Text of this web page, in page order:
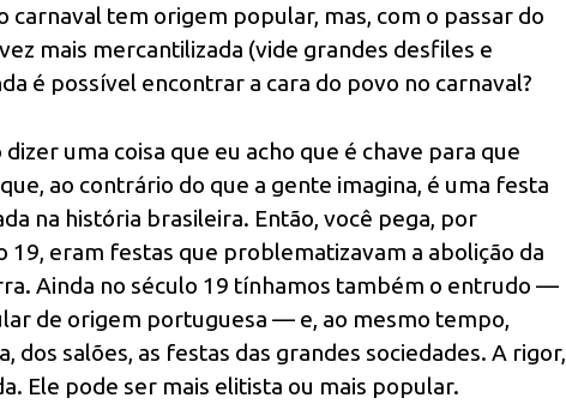
carnaval tem origem popular, mas, com o passar do
mais mercantilizada (vide grandes desfiles e
é possível encontrar a cara do povo no carnaval?
uma coisa que eu acho que é chave para que
ao contrário do que a gente imagina, é uma festa
na história brasileira. Então, você pega, por
19, eram festas que problematizavam a abolição da
Ainda no século 19 tínhamos também o entrudo —
de origem portuguesa — e, ao mesmo tempo,
dos salões, as festas das grandes sociedades. A rigor,
Ele pode ser mais elitista ou mais popular.